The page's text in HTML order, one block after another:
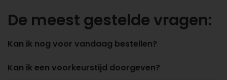
De meest gestelde vragen:
Kan ik nog voor vandaag bestellen?
Kan ik een voorkeurstijd doorgeven?